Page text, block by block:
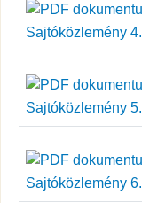
Sajtóközlemény 4.
Sajtóközlemény 5.
Sajtóközlemény 6.